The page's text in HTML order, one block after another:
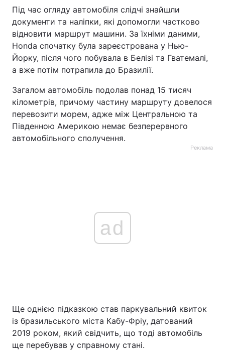
Під час огляду автомобіля слідчі знайшли
документи та наліпки, які допомогли частково
відновити маршрут машини. За їхніми даними,
Honda спочатку була зареєстрована у Нью-
Йорку, після чого побувала в Белізі та Гватемалі,
а вже потім потрапила до Бразилії.
Загалом автомобіль подолав понад 15 тисяч
кілометрів, причому частину маршруту довелося
перевозити морем, адже між Центральною та
Південною Америкою немає безперервного
автомобільного сполучення.
Реклама
ad
Ще однією підказкою став паркувальний квиток
із бразильського міста Кабу-Фріу, датований
2019 роком, який свідчить, що тоді автомобіль
ще перебував у справному стані.